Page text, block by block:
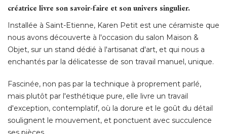
créatrice livre son savoir-faire et son univers singulier.
Installée à Saint-Etienne, Karen Petit est une céramiste que
nous avons découverte à l'occasion du salon Maison &
Objet, sur un stand dédié à l'artisanat d'art, et qui nous a
enchantés par la délicatesse de son travail manuel, unique.
Fascinée, non pas par la technique à proprement parlé,
mais plutôt par l'esthétique pure, elle livre un travail
d'exception, contemplatif, où la dorure et le goût du détail
soulignent le mouvement, et ponctuent avec succulence